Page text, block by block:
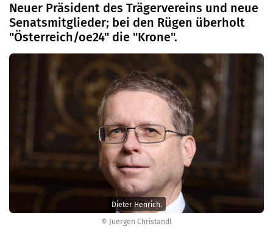
© Juergen Christandl
Dieter Henrich.
Neuer Präsident des Trägervereins und neue
Senatsmitglieder; bei den Rügen überholt
"Österreich/oe24" die "Krone".